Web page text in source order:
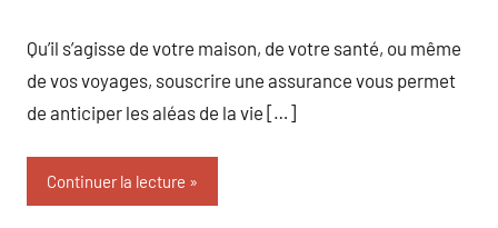
Qu’il s’agisse de votre maison, de votre santé, ou même
de vos voyages, souscrire une assurance vous permet
de anticiper les aléas de la vie […]
Continuer la lecture